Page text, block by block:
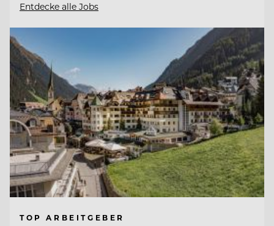
Entdecke alle Jobs
TOP ARBEITGEBER